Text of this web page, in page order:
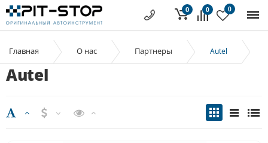
0 0
0
Главная О нас Партнеры Autel
Autel